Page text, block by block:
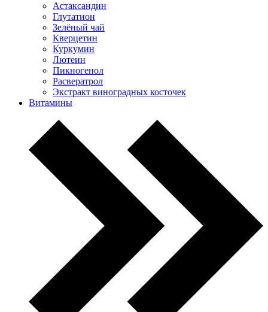
Астаксандин
Глутатион
Зелёный чай
Кверцетин
Куркумин
Лютеин
Пикногенол
Расвератрол
Экстракт виноградных косточек
Витамины